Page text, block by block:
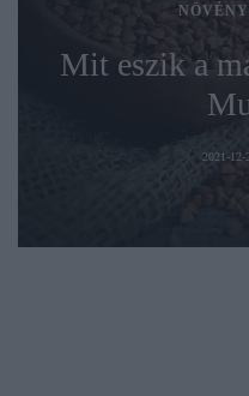
Mit eszik a
2021-12-